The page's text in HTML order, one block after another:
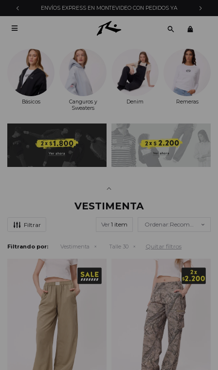
ENVÍOS EXPRESS EN MONTEVIDEO CON PEDIDOS YA

Básicos
Canguros y
Sweaters
Denim Remeras
VESTIMENTA
Ver Recomendados
Filtrando por: Vestimenta Talle 30 Quitar filtros